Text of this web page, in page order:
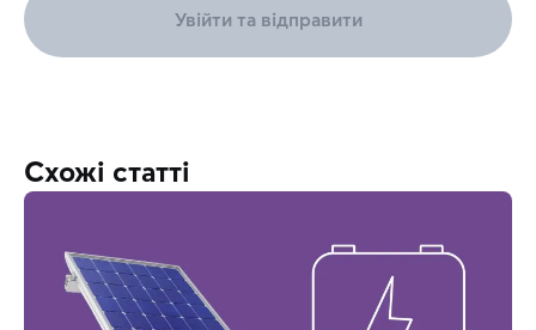
Увійти та відправити
Схожі статті